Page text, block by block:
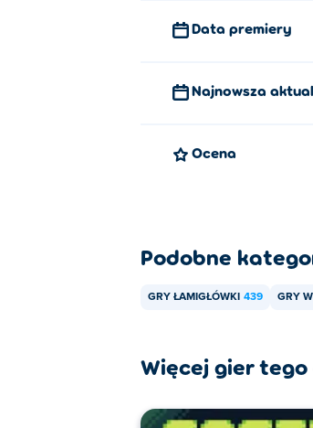
Data premiery
Najnowsza
Ocena
Podobne
GRY ŁAMIGŁÓWKI 439 GRY
Więcej gier